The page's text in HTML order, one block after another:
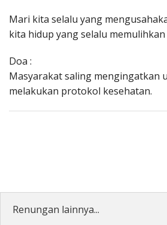
Mari kita selalu yang
kita hidup yang selalu
Doa :
Masyarakat saling mengingatkan
melakukan protokol kesehatan.
Renungan lainnya...